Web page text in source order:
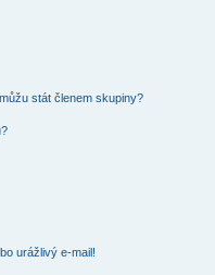
stát členem skupiny?
urážlivý e-mail!